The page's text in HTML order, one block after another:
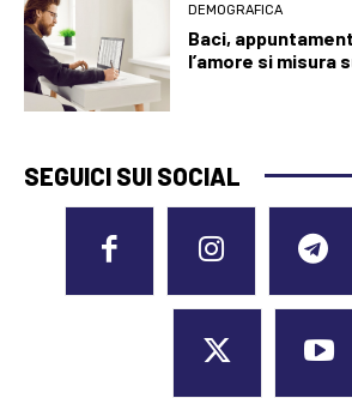
DEMOGRAFICA
Baci,
l’amore si misura
SEGUICI SUI SOCIAL